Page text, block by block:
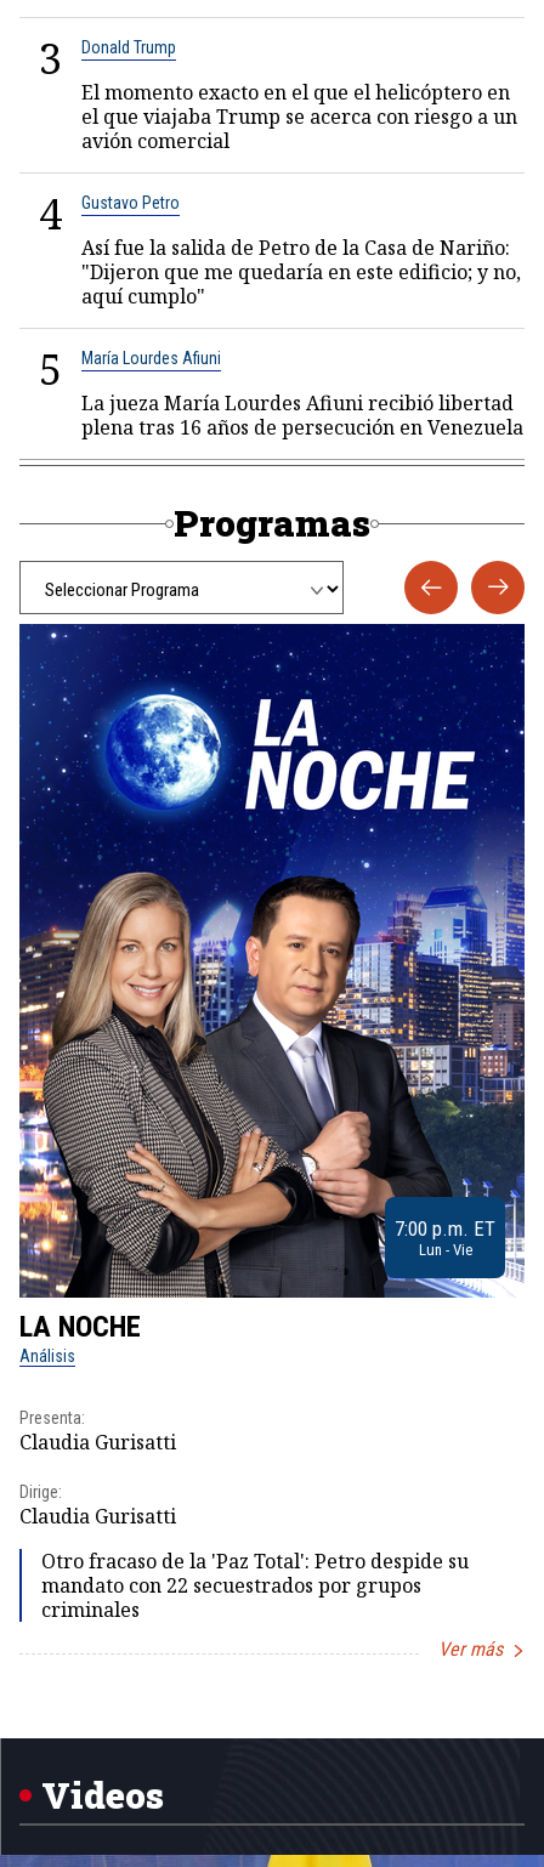
3 Donald Trump
El momento exacto en el que el helicóptero en
el que viajaba Trump se acerca con riesgo a un
avión comercial
4 Gustavo Petro
Así fue la salida de Petro de la Casa de Nariño:
"Dijeron que me quedaría en este edificio; y no,
aquí cumplo"
5 María Lourdes Afiuni
La jueza María Lourdes Afiuni recibió libertad
plena tras 16 años de persecución en Venezuela
Programas
7:00 p.m. ET
Lun - Vie
LA NOCHE
Análisis
Presenta:
Claudia Gurisatti
Dirige:
Claudia Gurisatti
Otro fracaso de la 'Paz Total': Petro despide su
mandato con 22 secuestrados por grupos
criminales
Ver más
5
Videos